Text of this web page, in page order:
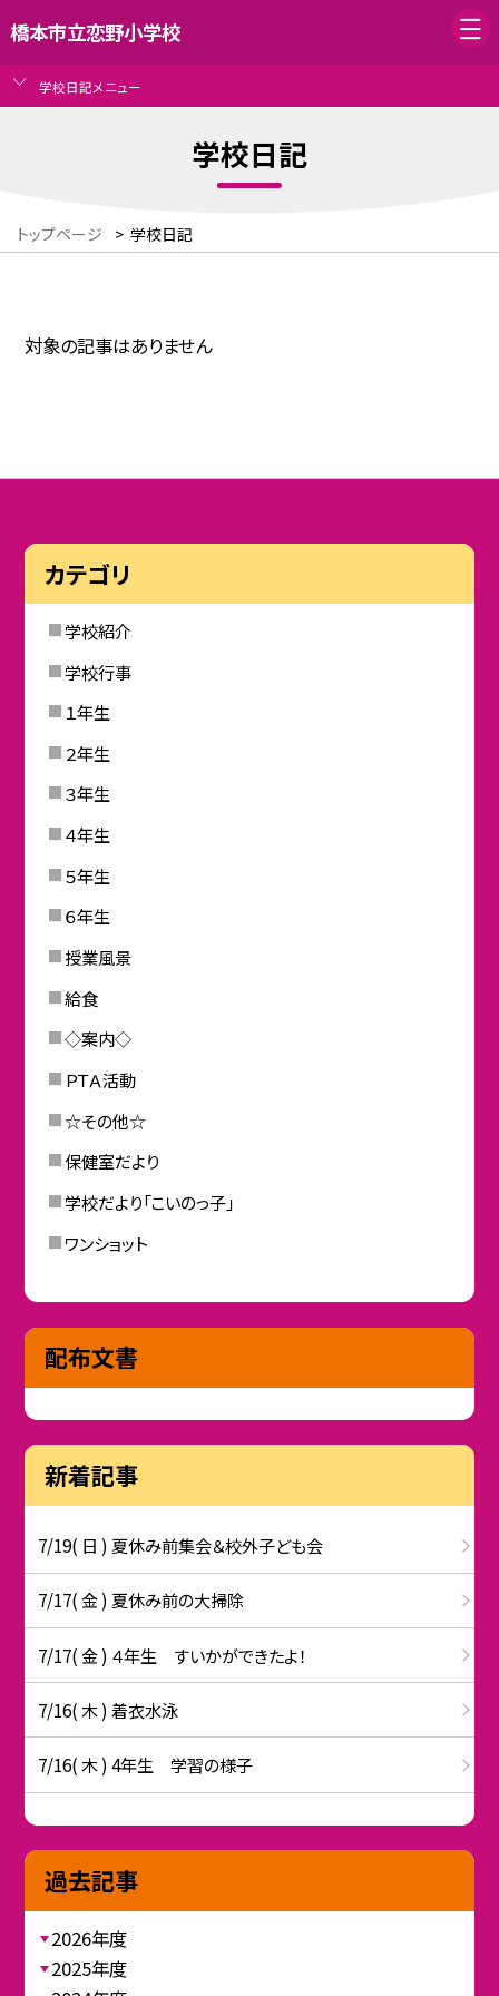
橋本市立恋野小学校
学校日記メニュー
学校日記
トップページ > 学校日記
対象の記事はありません
カテゴリ
学校紹介
学校行事
１年生
２年生
３年生
４年生
５年生
６年生
授業風景
給食
◇案内◇
ＰＴＡ活動
☆その他☆
保健室だより
学校だより「こいのっ子」
ワンショット
配布文書
新着記事
7/19( 日 ) 夏休み前集会＆校外子ども会
7/17( 金 ) 夏休み前の大掃除
7/17( 金 ) ４年生 すいかができたよ！
7/16( 木 ) 着衣水泳
7/16( 木 ) 4年生 学習の様子
過去記事
2026年度
2025年度